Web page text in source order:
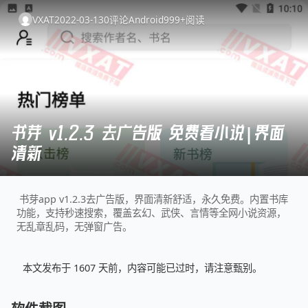
VXAT2022-03-130评论Android999+阅读
书芽 v1.2.3 去广告版 免费看小说|界面
清新
书芽app v1.2.3去广告版，界面清新舒适，永久免费。内置书库
功能，支持秒速搜索，覆盖玄幻、武侠、言情等全网小说资源，
无乱章乱码，无弹窗广告。
本文发布于 1607 天前，内容可能已过时，请注意甄别。